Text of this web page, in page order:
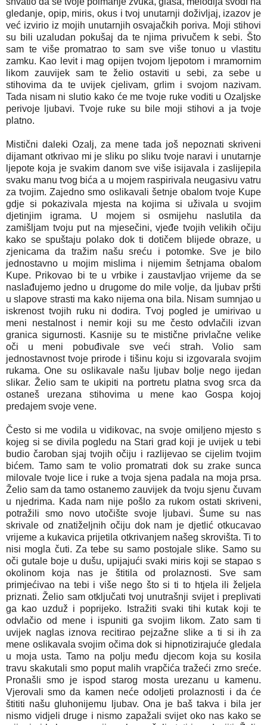
gledanje, opip, miris, okus i tvoj unutarnji doživljaj, izazov je
već izvirio iz mojih unutarnjih osvajačkih poriva. Moji stihovi
su bili uzaludan pokušaj da te njima privučem k sebi. Što
sam te više promatrao to sam sve više tonuo u vlastitu
zamku. Kao levit i mag opijen tvojom ljepotom i mramornim
likom zauvijek sam te želio ostaviti u sebi, za sebe u
stihovima da te uvijek cjelivam, grlim i svojom nazivam.
Tada nisam ni slutio kako će me tvoje ruke voditi u Ozaljske
perivoje ljubavi. Tvoje ruke su bile moji stihovi a ja tvoje
platno.
Mistični daleki Ozalj, za mene tada još nepoznati skriveni
dijamant otkrivao mi je sliku po sliku tvoje naravi i unutarnje
ljepote koja je svakim danom sve više isijavala i zaslijepila
svaku manu tvog bića a u mojem raspirivala neugasivu vatru
za tvojim. Zajedno smo oslikavali šetnje obalom tvoje Kupe
gdje si pokazivala mjesta na kojima si uživala u svojim
djetinjim igrama. U mojem si osmijehu naslutila da
zamišljam tvoju put na mjesečini, vjeđe tvojih velikih očiju
kako se spuštaju polako dok ti dotičem blijede obraze, u
zjenicama da tražim našu sreću i potomke. Sve je bilo
jednostavno u mojim mislima i nijemim šetnjama obalom
Kupe. Prikovao bi te u vrbike i zaustavljao vrijeme da se
naslađujemo jedno u drugome do mile volje, da ljubav pršti
u slapove strasti ma kako nijema ona bila. Nisam sumnjao u
iskrenost tvojih ruku ni dodira. Tvoj pogled je umirivao u
meni nestalnost i nemir koji su me često odvlačili izvan
granica sigurnosti. Kasnije su te mistične privlačne velike
oči u meni pobuđivale sve veći strah. Volio sam
jednostavnost tvoje prirode i tišinu koju si izgovarala svojim
rukama. One su oslikavale našu ljubav bolje nego ijedan
slikar. Želio sam te ukipiti na portretu platna svog srca da
ostaneš urezana stihovima u mene kao Gospa kojoj
predajem svoje vene.
Često si me vodila u vidikovac, na svoje omiljeno mjesto s
kojeg si se divila pogledu na Stari grad koji je uvijek u tebi
budio čaroban sjaj tvojih očiju i razlijevao se cijelim tvojim
bićem. Tamo sam te volio promatrati dok su zrake sunca
milovale tvoje lice i ruke a tvoja sjena padala na moja prsa.
Želio sam da tamo ostanemo zauvijek da tvoju sjenu čuvam
u njedrima. Kada nam nije pošlo za rukom ostati skriveni,
potražili smo novo utočište svoje ljubavi. Šume su nas
skrivale od znatiželjnih očiju dok nam je djetlić otkucavao
vrijeme a kukavica prijetila otkrivanjem našeg skrovišta. Ti to
nisi mogla čuti. Za tebe su samo postojale slike. Samo su
oči gutale boje u dušu, upijajući svaki miris koji se stapao s
okolinom koja nas je štitila od prolaznosti. Sve sam
primjećivao na tebi i više nego što si ti to htjela ili željela
priznati. Želio sam otključati tvoj unutrašnji svijet i preplivati
ga kao uzduž i poprijeko. Istražiti svaki tihi kutak koji te
odvlačio od mene i ispuniti ga svojim likom. Zato sam ti
uvijek naglas iznova recitirao pejzažne slike a ti si ih za
mene oslikavala svojim očima dok si hipnotizirajuće gledala
u moja usta. Tamo na polju među djecom koja su kosila
travu skakutali smo poput malih vrapčića tražeći zrno sreće.
Pronašli smo je ispod starog mosta urezanu u kamenu.
Vjerovali smo da kamen neće odoljeti prolaznosti i da će
štititi našu gluhonijemu ljubav. Ona je baš takva i bila jer
nismo vidjeli druge i nismo zapažali svijet oko nas kako se